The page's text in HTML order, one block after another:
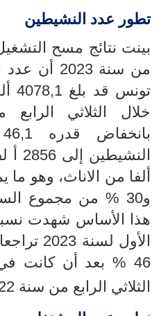
تطور عدد النشيطين
بينت نتائج مسح
من سنة
تونس قد بلغ 4078,1 ألفا، مقابل 4124,2
بانخفاض قدره 46,1
و30 % من مجموع السكان النشيطين.
هذا الأساس شهدت
الثلاثي الرابع من سنة 2022.